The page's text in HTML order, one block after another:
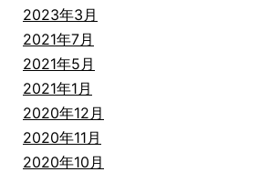
2023年3月
2021年7月
2021年5月
2021年1月
2020年12月
2020年11月
2020年10月